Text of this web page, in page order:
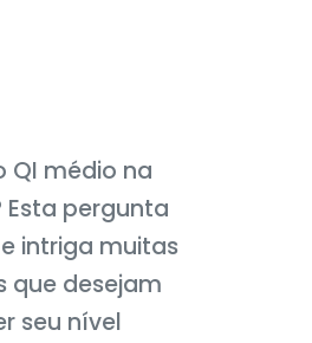
QI médio na
Esta pergunta
intriga muitas
que desejam
seu nível